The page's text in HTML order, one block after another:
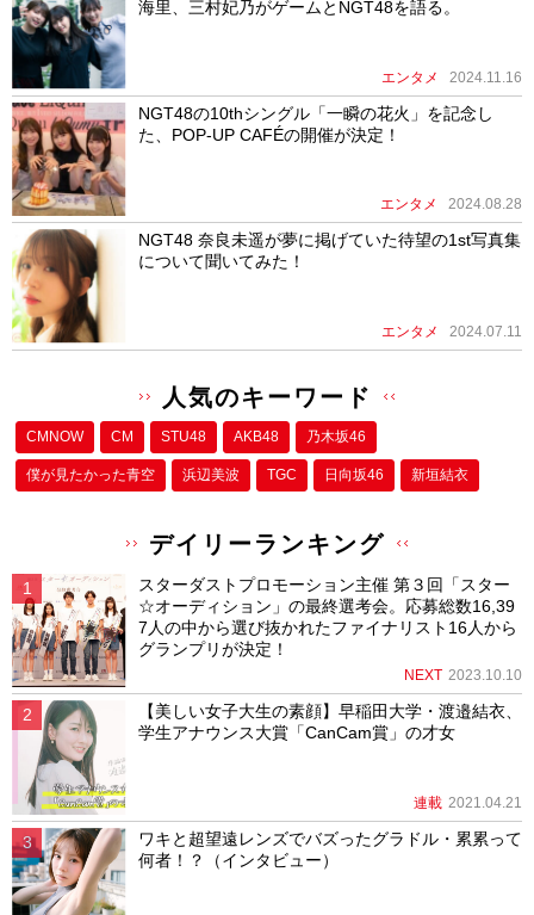
海里、三村妃乃がゲームとNGT48を語る。
エンタメ 2024.11.16
NGT48の10thシングル「一瞬の花火」を記念し
た、POP-UP CAFÉの開催が決定！
エンタメ 2024.08.28
NGT48 奈良未遥が夢に掲げていた待望の1st写真集
について聞いてみた！
エンタメ 2024.07.11
人気のキーワード
CMNOW CM STU48 AKB48 乃木坂46
僕が⾒たかった⻘空 浜辺美波 TGC 日向坂46 新垣結衣
デイリーランキング
スターダストプロモーション主催 第３回「スター
☆オーディション」の最終選考会。応募総数16,39
7人の中から選び抜かれたファイナリスト16人から
グランプリが決定！
NEXT 2023.10.10
【美しい女子大生の素顔】早稲田大学・渡邉結衣、
学生アナウンス大賞「CanCam賞」の才女
連載 2021.04.21
ワキと超望遠レンズでバズったグラドル・累累って
何者！？（インタビュー）